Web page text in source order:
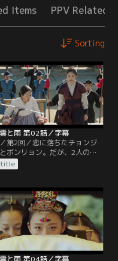
Items PPV Related
Sorting
と雨 第02話／字幕
第2回／恋に落ちたチョンジ
ボンリョン。だが、2人の仲
するインギュの企みでボンリ
母バンダルが捕らえられ、ボ
しまう。その力に目をつけた
有力一族の息子キム・ビョン
ボンリョンを監禁し、権力の
利用。5年後、役人となった
ジュンはボンリョンと再会す
。
と雨 第04話／字幕